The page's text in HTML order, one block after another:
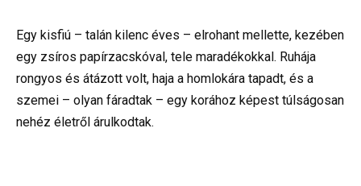
Egy kisfiú – talán kilenc éves – elrohant mellette, kezében
egy zsíros papírzacskóval, tele maradékokkal. Ruhája
rongyos és átázott volt, haja a homlokára tapadt, és a
szemei – olyan fáradtak – egy korához képest túlságosan
nehéz életről árulkodtak.